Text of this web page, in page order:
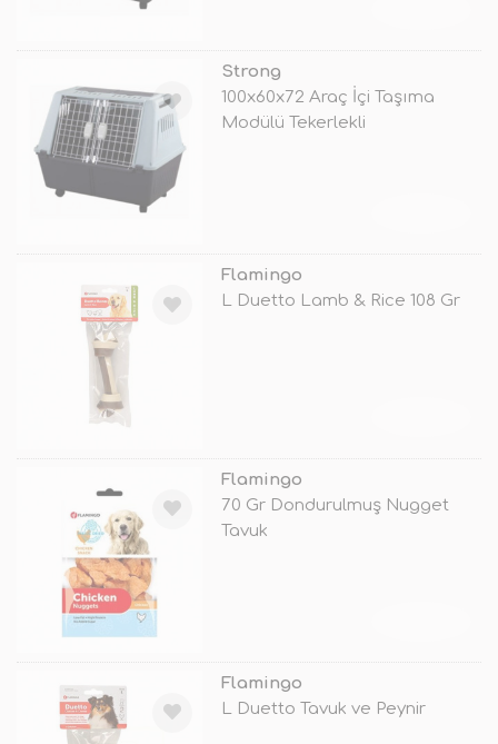
Strong
100x60x72 Araç İçi Taşıma
Modülü Tekerlekli
Flamingo
L Duetto Lamb & Rice 108 Gr
Flamingo
70 Gr Dondurulmuş Nugget
Tavuk
Flamingo
L Duetto Tavuk ve Peynir